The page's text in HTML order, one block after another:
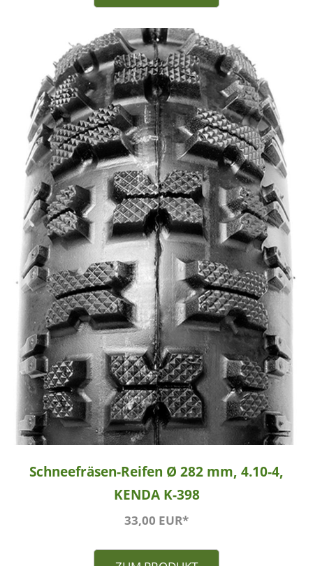
Schneefräsen-Reifen Ø 282 mm, 4.10-4,
KENDA K-398
33,00 EUR*